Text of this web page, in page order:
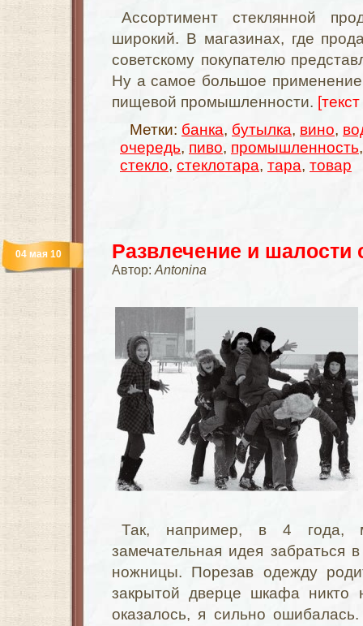
Ассортимент стеклянной
широкий. В магазинах, где
советскому покупателю
Ну а самое большое
пищевой промышленности.
Метки: банка, бутылка, вино,
очередь, пиво, промышленность
стекло, стеклотара, тара, товар
Развлечение и шалости
Автор: Antonina
04 мая 10
Так, например, в 4 года,
замечательная идея забраться
ножницы. Порезав одежду
закрытой дверце шкафа никто
оказалось, я сильно